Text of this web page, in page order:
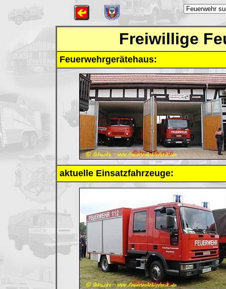
Freiwillige
Feuerwehrgerätehaus:
aktuelle Einsatzfahrzeuge: